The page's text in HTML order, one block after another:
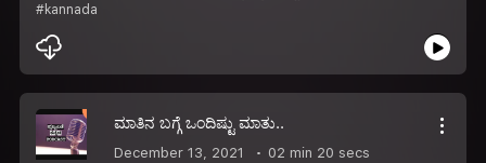
#kannada
ಮಾತಿನ ಬಗ್ಗೆ ಒಂದಿಷ್ಟು ಮಾತು..
December 13, 2021 02 min 20 secs